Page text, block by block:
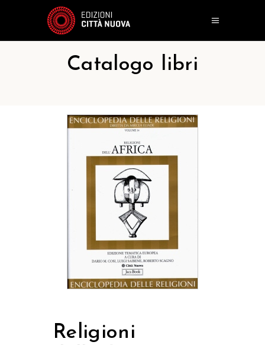
Catalogo libri
Religioni